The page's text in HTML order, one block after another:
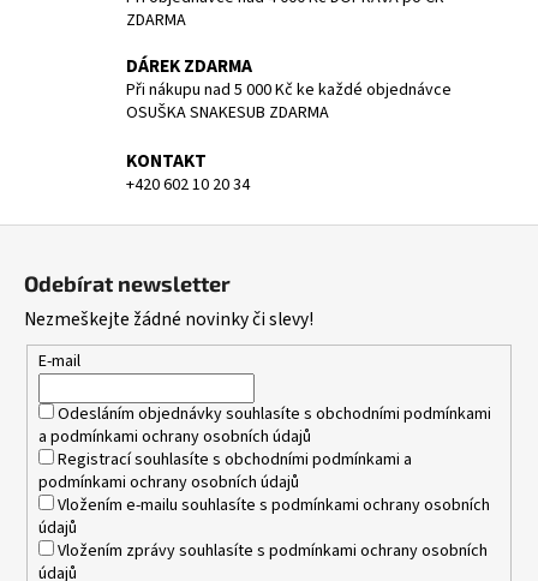
k
ý
p
ZDARMA
DÁREK ZDARMA
Při nákupu nad 5 000 Kč ke každé objednávce
OSUŠKA SNAKESUB ZDARMA
KONTAKT
+420 602 10 20 34
Odebírat newsletter
Nezmeškejte žádné novinky či slevy!
E-mail
Odesláním objednávky souhlasíte s obchodními podmínkami
a podmínkami ochrany osobních údajů
Registrací souhlasíte s obchodními podmínkami a
podmínkami ochrany osobních údajů
Vložením e-mailu souhlasíte s podmínkami ochrany osobních
údajů
Vložením zprávy souhlasíte s podmínkami ochrany osobních
údajů